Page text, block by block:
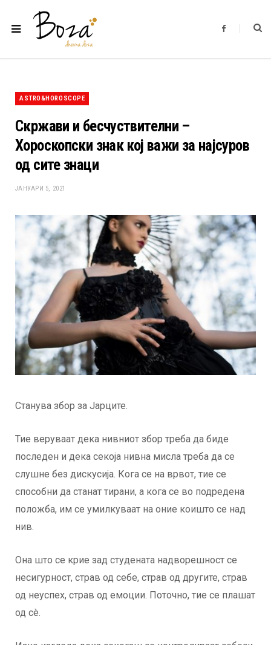
F
b
ASTRO&HOROSCOPE
Скржави и бесчуствителни –
Хороскопски знак кој важи за најсуров
од сите знаци
ЈАНУАРИ 5, 2021
Станува збор за Јарците.
Тие веруваат дека нивниот збор треба да биде
последен и дека секоја нивна мисла треба да се
слушне без дискусија. Кога се на врвот, тие се
способни да станат тирани, а кога се во подредена
положба, им се умилкуваат на оние коишто се над
нив.
Она што се крие зад студената надворешност се
несигурност, страв од себе, страв од другите, страв
од неуспех, страв од емоции. Поточно, тие се плашат
од сè.